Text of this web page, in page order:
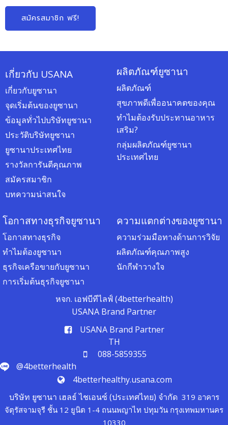
สมัครสมาชิก ฟรี!
เกี่ยวกับ USANA
เกี่ยวกับยูซานา
จุดเริ่มต้นของยูซานา
ข้อมูลทั่วไปบริษัทยูซานา
ประวัติบริษัทยูซานา
ยูซานาประเทศไทย
รางวัลการันตีคุณภาพ
สมัครสมาชิก
บทความน่าสนใจ
ผลิตภัณฑ์ยูซานา
ผลิตภัณฑ์
สุขภาพดีเพื่ออนาคตของคุณ
ทำไมต้องรับประทานอาหาร
เสริม?
กลุ่มผลิตภัณฑ์ยูซานา
ประเทศไทย
โอกาสทางธุรกิจยูซานา
โอกาสทางธุรกิจ
ทำไมต้องยูซานา
ธุรกิจเครือขายกับยูซานา
การเริ่มต้นธุรกิจยูซานา
ความแตกต่างของยูซานา
ความร่วมมือทางด้านการวิจัย
ผลิตภัณฑ์คุณภาพสูง
นักกีฬาวางใจ
หจก. เอฟบีทีไลฟ์ (4betterhealth)
USANA Brand Partner
USANA Brand Partner
TH
088-5859355
@4betterhealth
4betterhealthy.usana.com
บริษัท ยูซานา เฮลธ์ ไชเอนซ์ (ประเทศไทย) จำกัด 319 อาคาร
จัตุรัสจามจุรี ชั้น 12 ยูนิต 1-4 ถนนพญาไท ปทุมวัน กรุงเทพมหานคร
10330